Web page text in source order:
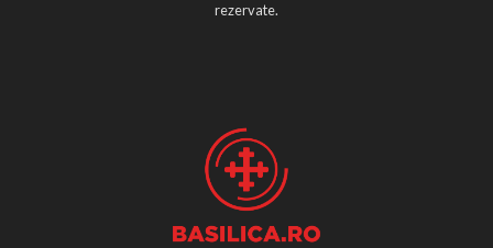
rezervate.